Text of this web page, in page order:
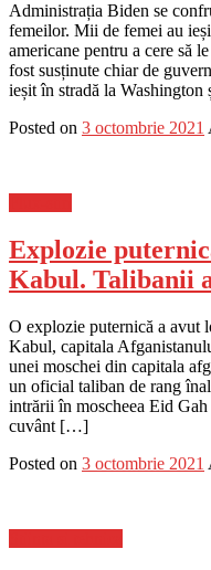
Administrația Biden se
femeilor. Mii de femei au
americane pentru a cere să
fost susținute chiar de
ieșit în stradă la
Posted on 3 octombrie 2021
Explozie
Kabul. Talibanii
O explozie puternică a avut
Kabul, capitala
unei moschei din capitala
un oficial taliban de rang
intrării în moscheea Eid
cuvânt […]
Posted on 3 octombrie 2021